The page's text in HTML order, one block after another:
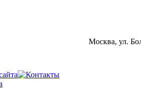
Москва, ул.